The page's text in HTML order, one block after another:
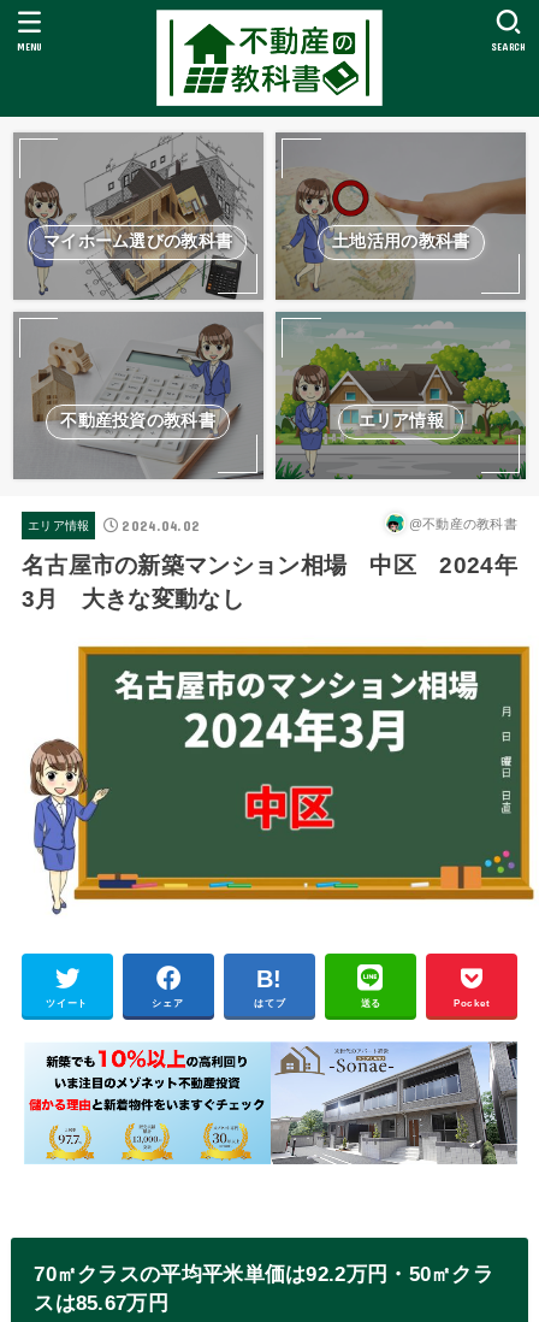
SEARCH
MENU
マイホーム選びの教科書 土地活用の教科書
不動産投資の教科書 エリア情報
エリア情報 2024.04.02 @不動産の教科書
名古屋市の新築マンション相場 中区 2024年
3月 大きな変動なし
ツイート シェア はてブ 送る Pocket
70㎡クラスの平均平米単価は92.2万円・50㎡クラ
スは85.67万円